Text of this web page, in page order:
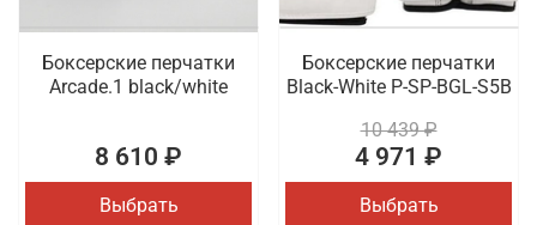
Боксерские перчатки
Arcade.1 black/white
8 610 ₽
Выбрать
Боксерские перчатки
Black-White P-SP-BGL-S5B
10 439 ₽
4 971 ₽
Выбрать